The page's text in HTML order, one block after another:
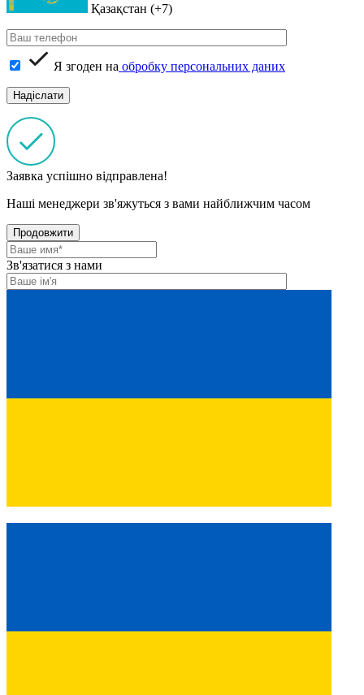
Қазақстан (+7)
Я згоден на обробку персональних даних
Заявка успішно відправлена!
Наші менеджери зв'яжуться з вами найближчим часом
Продовжити
Зв'язатися з нами